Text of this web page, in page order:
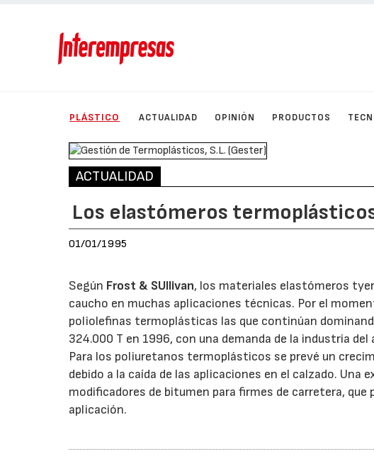
PLÁSTICO ACTUALIDAD OPINIÓN PRODUCTOS
ACTUALIDAD
Los elastómeros
01/01/1995
Según Frost & SUllivan, los materiales elastómeros
caucho en muchas aplicaciones técnicas. Por el
poliolefinas termoplásticas las que continúan
324.000 T en 1996, con una demanda de la industria
Para los poliuretanos termoplásticos se prevé un
debido a la caída de las aplicaciones en el calzado.
modificadores de bitumen para firmes de carretera,
aplicación.